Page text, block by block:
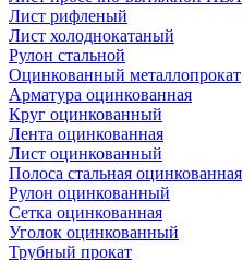
Лист рифленый
Лист холоднокатаный
Рулон стальной
Оцинкованный металлопрокат
Арматура оцинкованная
Круг оцинкованный
Лента оцинкованная
Лист оцинкованный
Полоса стальная оцинкованная
Рулон оцинкованный
Сетка оцинкованная
Уголок оцинкованный
Трубный прокат